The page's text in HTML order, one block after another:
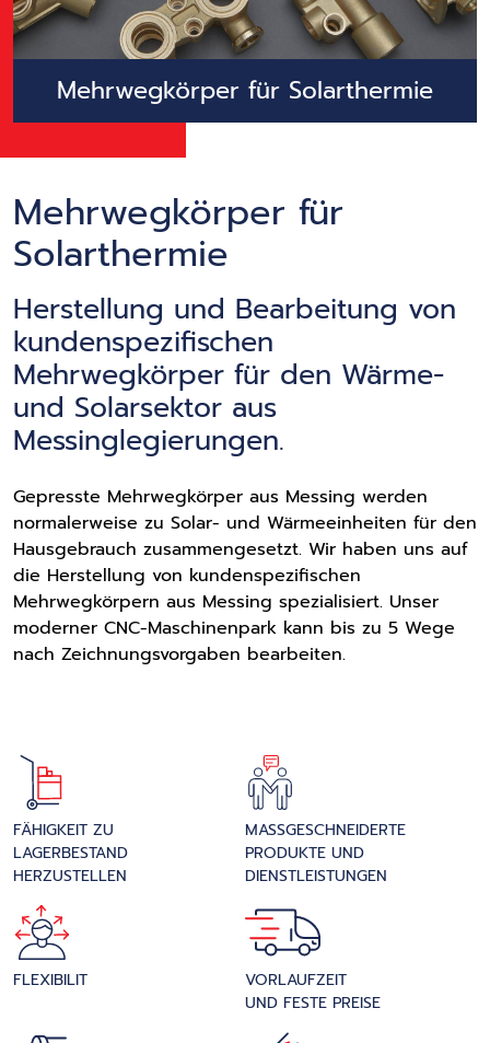
Mehrwegkörper für Solarthermie
Mehrwegkörper für
Solarthermie
Herstellung und Bearbeitung von
kundenspezifischen
Mehrwegkörper für den Wärme-
und Solarsektor aus
Messinglegierungen.
Gepresste Mehrwegkörper aus Messing werden
normalerweise zu Solar- und Wärmeeinheiten für den
Hausgebrauch zusammengesetzt. Wir haben uns auf
die Herstellung von kundenspezifischen
Mehrwegkörpern aus Messing spezialisiert. Unser
moderner CNC-Maschinenpark kann bis zu 5 Wege
nach Zeichnungsvorgaben bearbeiten.
FÄHIGKEIT ZU
LAGERBESTAND
HERZUSTELLEN
MASSGESCHNEIDERTE P
RODUKTE UND D
IENSTLEISTUNGEN
FLEXIBILIT
VORLAUFZEIT
UND FESTE PREISE